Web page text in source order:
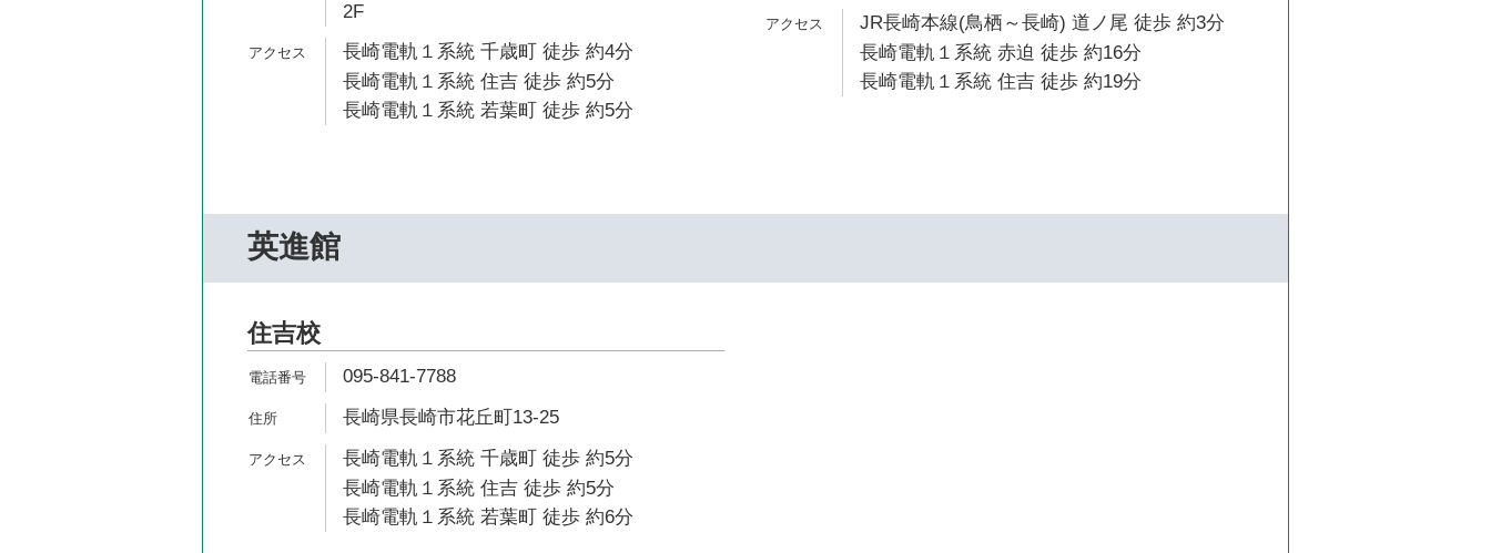
2F
長崎電軌１系統 千歳町 徒歩 約4分
長崎電軌１系統 住吉 徒歩 約5分
長崎電軌１系統 若葉町 徒歩 約5分
JR長崎本線(鳥栖～長崎) 道ノ尾 徒歩 約3分
長崎電軌１系統 赤迫 徒歩 約16分
長崎電軌１系統 住吉 徒歩 約19分
英進館
住吉校
095-841-7788
長崎県長崎市花丘町13-25
長崎電軌１系統 千歳町 徒歩 約5分
長崎電軌１系統 住吉 徒歩 約5分
長崎電軌１系統 若葉町 徒歩 約6分